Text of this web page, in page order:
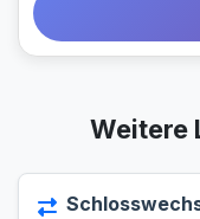
Weitere